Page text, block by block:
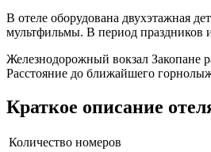
В отеле оборудована двухэтажная
мультфильмы. В период праздников
Железнодорожный вокзал Закопане
Расстояние до ближайшего
Краткое описание
Количество номеров